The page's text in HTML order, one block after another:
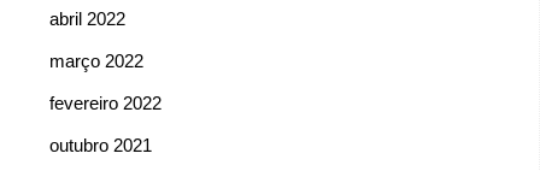
abril 2022
março 2022
fevereiro 2022
outubro 2021